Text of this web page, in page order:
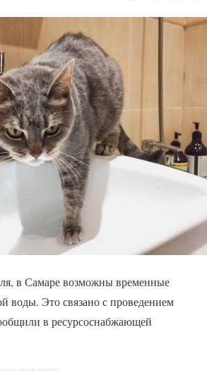
в Самаре возможны временные
воды. Это связано с проведением
в ресурсоснабжающей